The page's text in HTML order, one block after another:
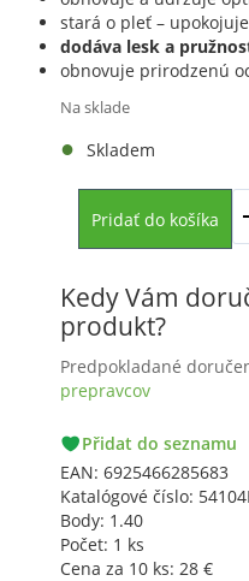
stará o pleť –
dodáva lesk a
obnovuje prirodzenú
Na sklade
Skladem
Pridať do košíka
Kedy Vám
produkt?
Predpokladané
prepravcov
GLSPřidat do seznamu
EAN: 6925466285683
Katalógové číslo:
Body: 1.40
Počet: 1 ks
Cena za 10 ks: 28 €